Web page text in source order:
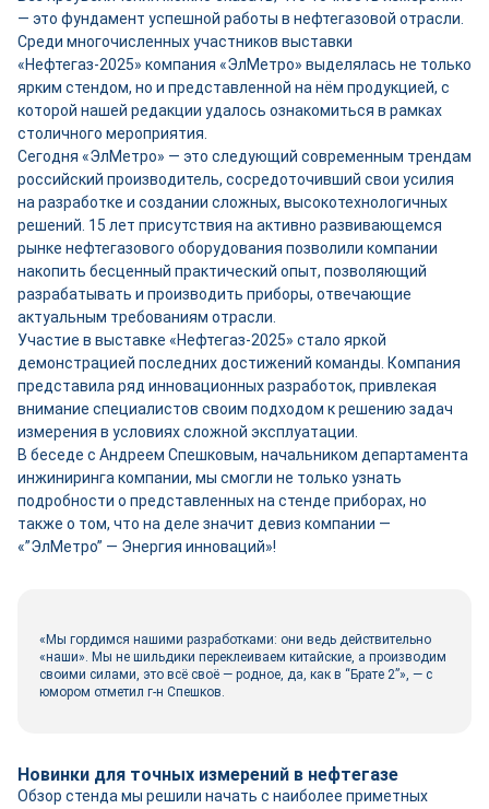
— это фундамент успешной работы в нефтегазовой отрасли.
Среди многочисленных участников выставки
«Нефтегаз-2025» компания «ЭлМетро» выделялась не только
ярким стендом, но и представленной на нём продукцией, с
которой нашей редакции удалось ознакомиться в рамках
столичного мероприятия.
Сегодня «ЭлМетро» — это следующий современным трендам
российский производитель, сосредоточивший свои усилия
на разработке и создании сложных, высокотехнологичных
решений. 15 лет присутствия на активно развивающемся
рынке нефтегазового оборудования позволили компании
накопить бесценный практический опыт, позволяющий
разрабатывать и производить приборы, отвечающие
актуальным требованиям отрасли.
Участие в выставке «Нефтегаз-2025» стало яркой
демонстрацией последних достижений команды. Компания
представила ряд инновационных разработок, привлекая
внимание специалистов своим подходом к решению задач
измерения в условиях сложной эксплуатации.
В беседе с Андреем Спешковым, начальником департамента
инжиниринга компании, мы смогли не только узнать
подробности о представленных на стенде приборах, но
также о том, что на деле значит девиз компании —
«”ЭлМетро” — Энергия инноваций»!
«Мы гордимся нашими разработками: они ведь действительно
«наши». Мы не шильдики переклеиваем китайские, а производим
своими силами, это всё своё — родное, да, как в “Брате 2”», — с
юмором отметил г-н Спешков.
Новинки для точных измерений в нефтегазе
Обзор стенда мы решили начать с наиболее приметных